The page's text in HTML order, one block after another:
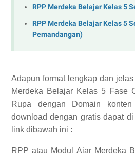
RPP Merdeka Belajar Kelas 5
RPP Merdeka Belajar Kelas 5
Pemandangan)
Adapun format lengkap dan jelas
Merdeka Belajar Kelas 5 Fase
Rupa dengan Domain
download dengan gratisdapat
link dibawah ini :
RPP atau Modul Ajar Merdeka